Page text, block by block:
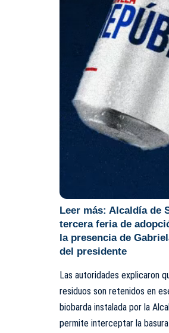
Leer más: Alcaldía de
tercera feria de
la presencia de
del presidente
Las autoridades explicaron
residuos son retenidos en
biobarda instalada por la
permite interceptar la